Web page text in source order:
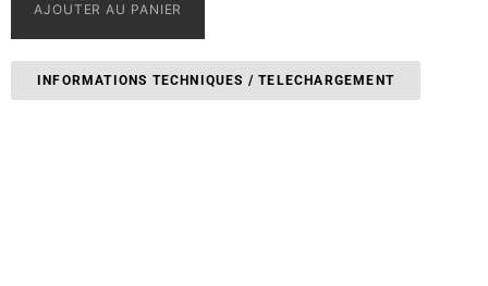
AJOUTER AU PANIER
INFORMATIONS TECHNIQUES / TELECHARGEMENT